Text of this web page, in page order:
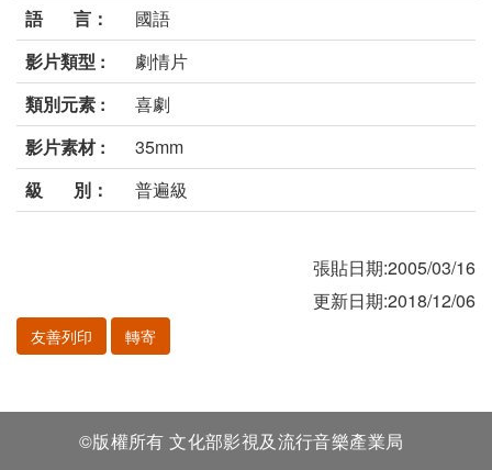
語 言：
國語
影片類型 :
劇情片
類別元素 :
喜劇
影片素材 :
35mm
級 別：
普遍級
張貼日期:2005/03/16
更新日期:2018/12/06
友善列印 轉寄
©版權所有 文化部影視及流行音樂產業局